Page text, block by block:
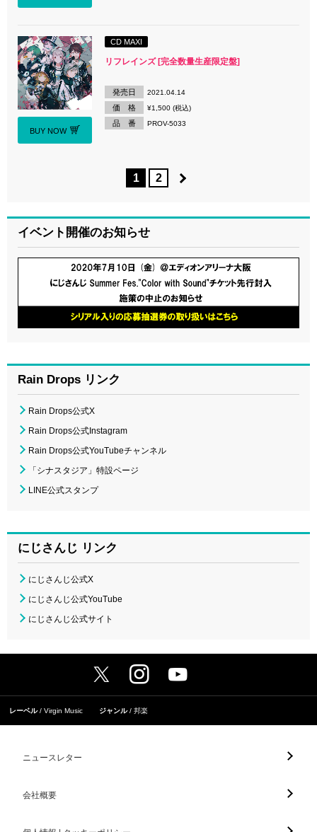
BUY NOW
CD MAXI
リフレインズ [完全数量生産限定盤]
発売日 2021.04.14
価 格 ¥1,500 (税込)
品 番 PROV-5033
1 2
イベント開催のお知らせ
Rain Drops リンク
Rain Drops公式X
Rain Drops公式Instagram
Rain Drops公式YouTubeチャンネル
「シナスタジア」特設ページ
LINE公式スタンプ
にじさんじ リンク
にじさんじ公式X
にじさんじ公式YouTube
にじさんじ公式サイト
レーベル Virgin Music ジャンル 邦楽
ニュースレター
会社概要